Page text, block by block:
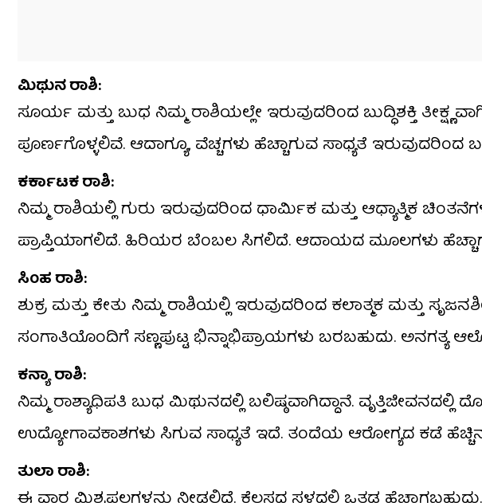
​ಮಿಥುನ ರಾಶಿ:
ಸೂರ್ಯ ಮತ್ತು ಬುಧ ನಿಮ್ಮ ರಾಶಿಯಲ್ಲೇ ಇರುವುದರಿಂದ ಬುದ್ಧಿಶಕ್ತಿ
ಪೂರ್ಣಗೊಳ್ಳಲಿವೆ. ಆದಾಗ್ಯೂ, ವೆಚ್ಚಗಳು ಹೆಚ್ಚಾಗುವ ಸಾಧ್ಯತೆ
​ಕರ್ಕಾಟಕ ರಾಶಿ:
ನಿಮ್ಮ ರಾಶಿಯಲ್ಲಿ ಗುರು ಇರುವುದರಿಂದ ಧಾರ್ಮಿಕ ಮತ್ತು ಆಧ್ಯಾತ್ಮಿಕ
ಪ್ರಾಪ್ತಿಯಾಗಲಿದೆ. ಹಿರಿಯರ ಬೆಂಬಲ ಸಿಗಲಿದೆ. ಆದಾಯದ ಮೂಲಗಳು
​ಸಿಂಹ ರಾಶಿ:
ಶುಕ್ರ ಮತ್ತು ಕೇತು ನಿಮ್ಮ ರಾಶಿಯಲ್ಲಿ ಇರುವುದರಿಂದ ಕಲಾತ್ಮಕ ಮತ್ತು
ಸಂಗಾತಿಯೊಂದಿಗೆ ಸಣ್ಣಪುಟ್ಟ ಭಿನ್ನಾಭಿಪ್ರಾಯಗಳು ಬರಬಹುದು. ಅನಗತ್ಯ
​ಕನ್ಯಾ ರಾಶಿ:
ನಿಮ್ಮ ರಾಶ್ಯಾಧಿಪತಿ ಬುಧ ಮಿಥುನದಲ್ಲಿ ಬಲಿಷ್ಠವಾಗಿದ್ದಾನೆ.
ಉದ್ಯೋಗಾವಕಾಶಗಳು ಸಿಗುವ ಸಾಧ್ಯತೆ ಇದೆ. ತಂದೆಯ ಆರೋಗ್ಯದ ಕಡೆ
​ತುಲಾ ರಾಶಿ: